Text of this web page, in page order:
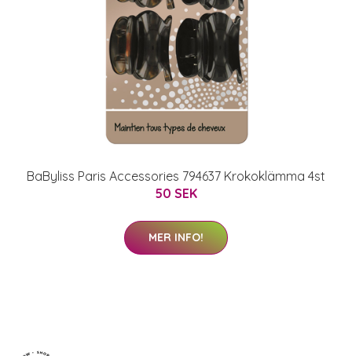
BaByliss Paris Accessories 794637 Krokoklämma 4st
50 SEK
MER INFO!